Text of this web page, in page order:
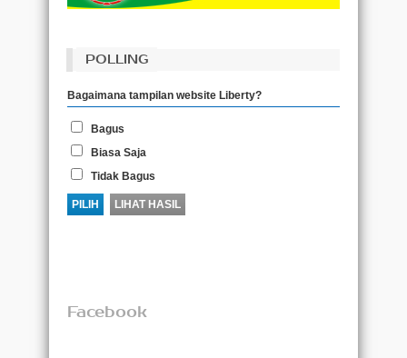
POLLING
Bagaimana tampilan website Liberty?
Bagus
Biasa Saja
Tidak Bagus
Facebook